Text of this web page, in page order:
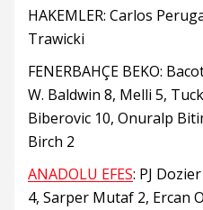
HAKEMLER: Carlos
Trawicki
FENERBAHÇE BEKO:
W. Baldwin 8, Melli 5,
Biberovic 10, Onuralp
Birch 2
ANADOLU EFES: PJ
4, Sarper Mutaf 2, Ercan